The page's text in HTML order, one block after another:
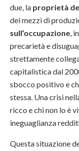
due, la proprietà
dei mezzi di
sull’occupazione,
precarietà e
strettamente
capitalistica dal
sbocco positivo e
stessa. Una crisi
ricco e chi non lo è
ineguaglianza
Questa situazione